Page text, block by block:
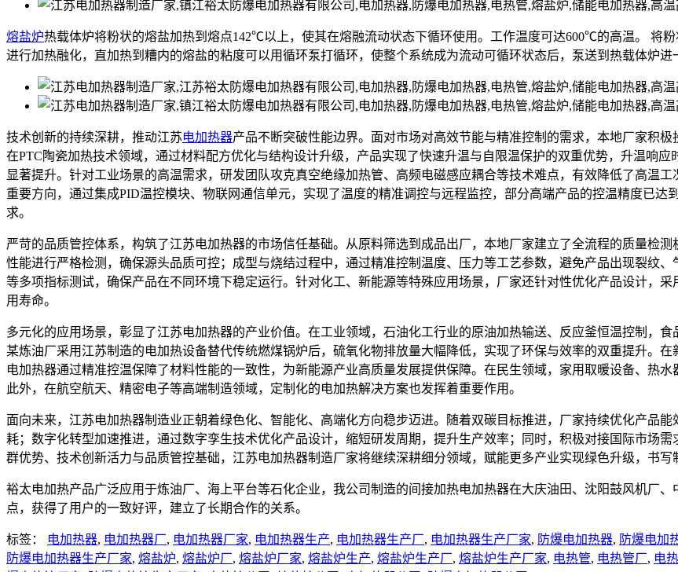
熔盐炉热载体炉将粉状的熔盐加热到熔点142℃以上，使其在熔融流动状态下循环使用。工作温度可达600℃的高温。 将
进行加热融化，直加热到糟内的熔盐的粘度可以用循环泵打循环，使整个系统成为流动可循环状态后，泵送到热载体炉进
技术创新的持续深耕，推动江苏电加热器产品不断突破性能边界。面对市场对高效节能与精准控制的需求，本地厂家积
在PTC陶瓷加热技术领域，通过材料配方优化与结构设计升级，产品实现了快速升温与自限温保护的双重优势，升温响
显著提升。针对工业场景的高温需求，研发团队攻克真空绝缘加热管、高频电磁感应耦合等技术难点，有效降低了高温
重要方向，通过集成PID温控模块、物联网通信单元，实现了温度的精准调控与远程监控，部分高端产品的控温精度已
求。
严苛的品质管控体系，构筑了江苏电加热器的市场信任基础。从原料筛选到成品出厂，本地厂家建立了全流程的质量检
性能进行严格检测，确保源头品质可控；成型与烧结过程中，通过精准控制温度、压力等工艺参数，避免产品出现裂纹
等多项指标测试，确保产品在不同环境下稳定运行。针对化工、新能源等特殊应用场景，厂家还针对性优化产品设计，
用寿命。
多元化的应用场景，彰显了江苏电加热器的产业价值。在工业领域，石油化工行业的原油加热输送、反应釜恒温控制，
某炼油厂采用江苏制造的电加热设备替代传统燃煤锅炉后，硫氧化物排放量大幅降低，实现了环保与效率的双重提升。
电加热器通过精准控温保障了材料性能的一致性，为新能源产业高质量发展提供保障。在民生领域，家用取暖设备、热
此外，在航空航天、精密电子等高端制造领域，定制化的电加热解决方案也发挥着重要作用。
面向未来，江苏电加热器制造业正朝着绿色化、智能化、高端化方向稳步迈进。随着双碳目标推进，厂家持续优化产品
耗；数字化转型加速推进，通过数字孪生技术优化产品设计，缩短研发周期，提升生产效率；同时，积极对接国际市场
群优势、技术创新活力与品质管控基础，江苏电加热器制造厂家将继续深耕细分领域，赋能更多产业实现绿色升级，书写
裕太电加热产品广泛应用于炼油厂、海上平台等石化企业，我公司制造的间接加热电加热器在大庆油田、沈阳鼓风机厂
点，获得了用户的一致好评，建立了长期合作的关系。
标签： 电加热器, 电加热器厂, 电加热器厂家, 电加热器生产, 电加热器生产厂, 电加热器生产厂家, 防爆电加热器, 防爆电加
防爆电加热器生产厂家, 熔盐炉, 熔盐炉厂, 熔盐炉厂家, 熔盐炉生产, 熔盐炉生产厂, 熔盐炉生产厂家, 电热管, 电热管厂, 电